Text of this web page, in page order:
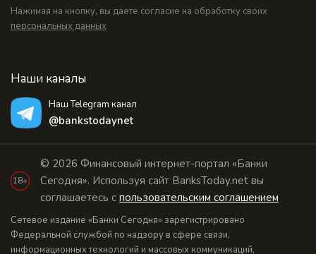
Нажимая на кнопку, вы даете согласие на обработку своих
персональных данных
Наши каналы
Наш Telegram канал
@bankstodaynet
18+
© 2026 Финансовый интернет-портал «Банки
Сегодня». Используя сайт BanksToday.net вы
соглашаетесь с пользовательским соглашением
Сетевое издание «Банки Сегодня» зарегистрировано
Федеральной службой по надзору в сфере связи,
информационных технологий и массовых коммуникаций,